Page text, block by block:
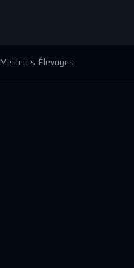
Meilleurs Élevages